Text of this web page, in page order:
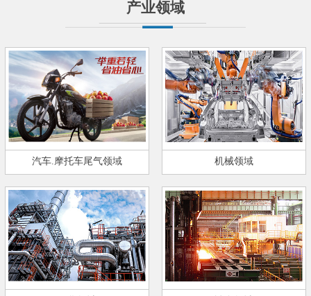
产业领域
汽车.摩托车尾气领域 机械领域